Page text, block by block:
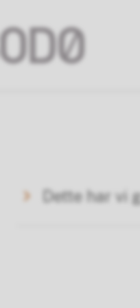
Dette har vi